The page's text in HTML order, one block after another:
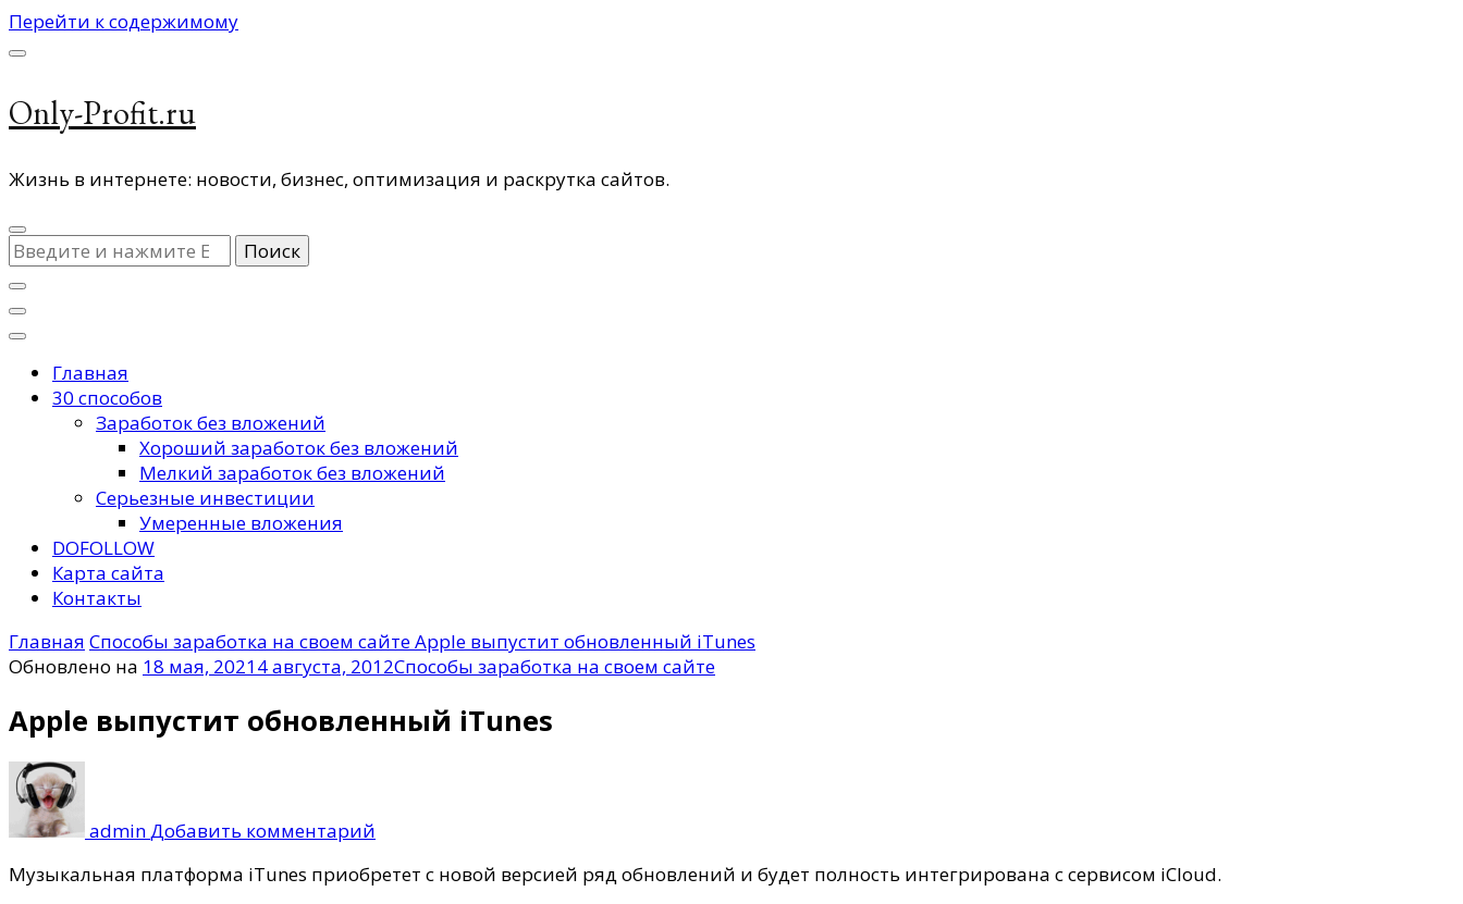
Перейти к содержимому
Only-Profit.ru
Жизнь в интернете: новости, бизнес, оптимизация и раскрутка сайтов.
Ищите
что-
то?
Главная
30 способов
Заработок без вложений
Хороший заработок без вложений
Мелкий заработок без вложений
Серьезные инвестиции
Умеренные вложения
DOFOLLOW
Карта сайта
Контакты
Главная Способы заработка на своем сайтеApple выпустит обновленный iTunes
Обновлено на 18 мая, 20214 августа, 2012Способы заработка на своем сайте
Apple выпустит обновленный iTunes
adminДобавить комментарий
выпустит
обновленный
Музыкальная платформа iTunes приобретет с новой версией ряд обновлений и будет полность интегрирована с сервисом iCloud.